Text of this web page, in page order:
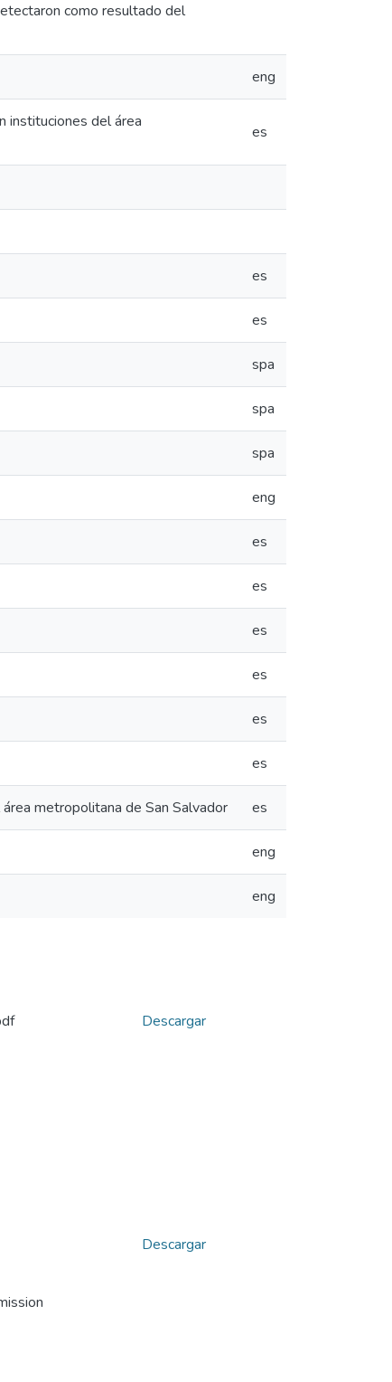
como resultado del
eng
instituciones del área
es
es
es
spa
spa
spa
eng
es
es
es
es
es
es
metropolitana de San Salvador es
eng
eng
Descargar
Descargar